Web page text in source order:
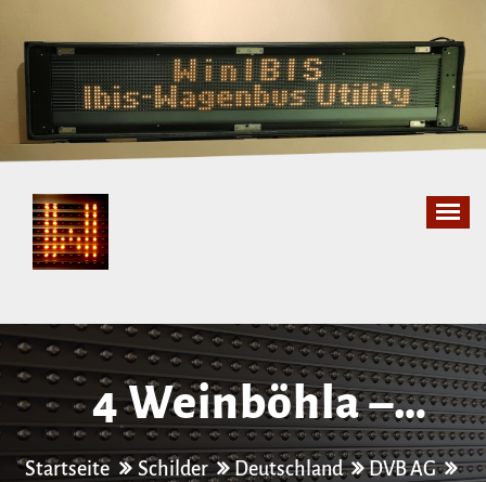
springen
4 Weinböhla –
Tolkewitz
Startseite Schilder Deutschland DVB AG